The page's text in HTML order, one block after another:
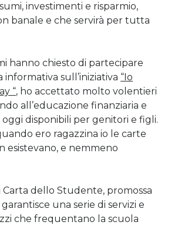
investimenti e risparmio,
banale e che servirà per tutta
hanno chiesto di partecipare
informativa sull’iniziativa “Io
“, ho accettato molto volentieri
all’educazione finanziaria e
disponibili per genitori e figli.
ero ragazzina io le carte
esistevano, e nemmeno
Carta dello Studente, promossa
una serie di servizi e
che frequentano la scuola